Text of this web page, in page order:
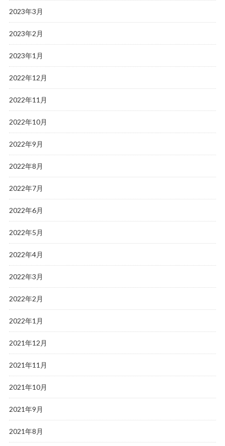
2023年3月
2023年2月
2023年1月
2022年12月
2022年11月
2022年10月
2022年9月
2022年8月
2022年7月
2022年6月
2022年5月
2022年4月
2022年3月
2022年2月
2022年1月
2021年12月
2021年11月
2021年10月
2021年9月
2021年8月